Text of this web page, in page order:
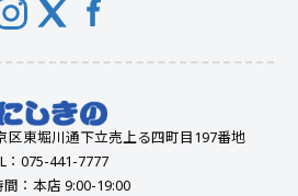
区東堀川通下立売上る四町目197番地
：075-441-7777
間：本店 9:00-19:00